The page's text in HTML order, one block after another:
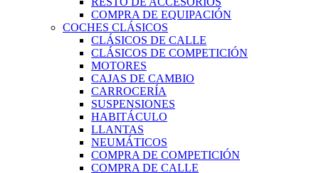
COMPRA DE EQUIPACIÓN
COCHES CLÁSICOS
CLÁSICOS DE CALLE
CLÁSICOS DE COMPETICIÓN
MOTORES
CAJAS DE CAMBIO
CARROCERÍA
SUSPENSIONES
HABITÁCULO
LLANTAS
NEUMÁTICOS
COMPRA DE COMPETICIÓN
COMPRA DE CALLE